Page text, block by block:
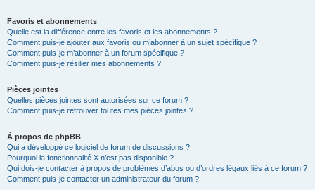
Favoris et abonnements
Quelle est la différence entre les favoris et les abonnements ?
Comment puis-je ajouter aux favoris ou m’abonner à un sujet spécifique ?
Comment puis-je m’abonner à un forum spécifique ?
Comment puis-je résilier mes abonnements ?
Pièces jointes
Quelles pièces jointes sont autorisées sur ce forum ?
Comment puis-je retrouver toutes mes pièces jointes ?
À propos de phpBB
Qui a développé ce logiciel de forum de discussions ?
Pourquoi la fonctionnalité X n’est pas disponible ?
Qui dois-je contacter à propos de problèmes d’abus ou d’ordres légaux liés à ce forum ?
Comment puis-je contacter un administrateur du forum ?